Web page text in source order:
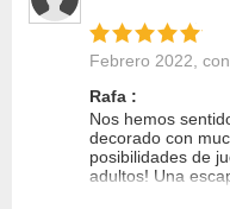
Calidad del sueño
Febrero 2022 ,
Rafa :
Nos hemos
decorado con
posibilidades de
adultos! Una